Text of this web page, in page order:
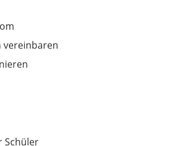
vereinbaren
Schüler